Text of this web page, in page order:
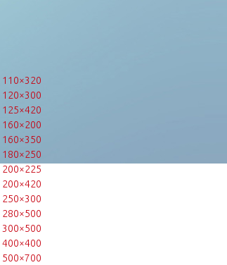
110×320
120×300
125×420
160×200
160×350
180×250
200×225
200×420
250×300
280×500
300×500
400×400
500×700